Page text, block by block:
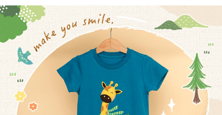
易，需依本服務之必要範圍內提供個人資料，並將交易相關給付款項請求債
權轉讓予恩沛科技股份有限公司。
２．關於個人資料處理事宜，請瀏覽以下網址：
https://aftee.tw/terms/#terms3
３．未成年的使用者請事先徵得法定代理人或監護人之同意方可使用
「AFTEE先享後付」，若未經同意申辦者引起之損失，本公司不負相關責
任。
４．使用「AFTEE先享後付」時，將依據個別帳號之用戶狀況，依本公司即
時審查核予不同之上限額度；若仍有額度不足之情形，本公司將視審查結果
請求用戶進行身份認證。
５．嚴禁一人註冊多個帳號或使用他人資訊註冊。若發現惡意使用之情形，
恩沛科技股份有限公司將有權停止該用戶之使用額度並採取法律行動。